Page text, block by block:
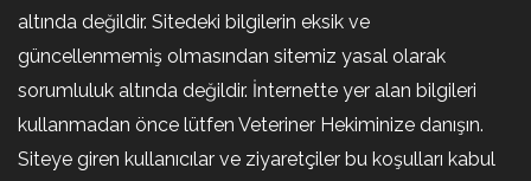
altında değildir. Sitedeki bilgilerin eksik ve
güncellenmemiş olmasından sitemiz yasal olarak
sorumluluk altında değildir. İnternette yer alan bilgileri
kullanmadan önce lütfen Veteriner Hekiminize danışın.
Siteye giren kullanıcılar ve ziyaretçiler bu koşulları kabul